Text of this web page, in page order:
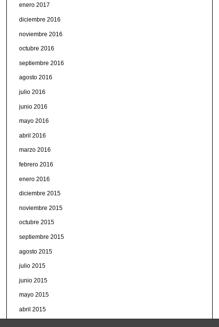
enero 2017
diciembre 2016
noviembre 2016
octubre 2016
septiembre 2016
agosto 2016
julio 2016
junio 2016
mayo 2016
abril 2016
marzo 2016
febrero 2016
enero 2016
diciembre 2015
noviembre 2015
octubre 2015
septiembre 2015
agosto 2015
julio 2015
junio 2015
mayo 2015
abril 2015